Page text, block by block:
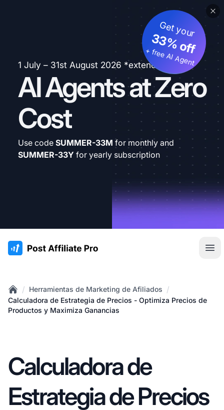
1 July – 31st August 2026 *extended
AI Agents at Zero
Cost
Get your
33% off
+ free AI Agent
Use code SUMMER-33M for monthly and
SUMMER-33Y for yearly subscription
:site.title
Home
/ Herramientas de Marketing de Afiliados /
Calculadora de Estrategia de Precios - Optimiza Precios de
Productos y Maximiza Ganancias
Calculadora de
Estrategia de Precios